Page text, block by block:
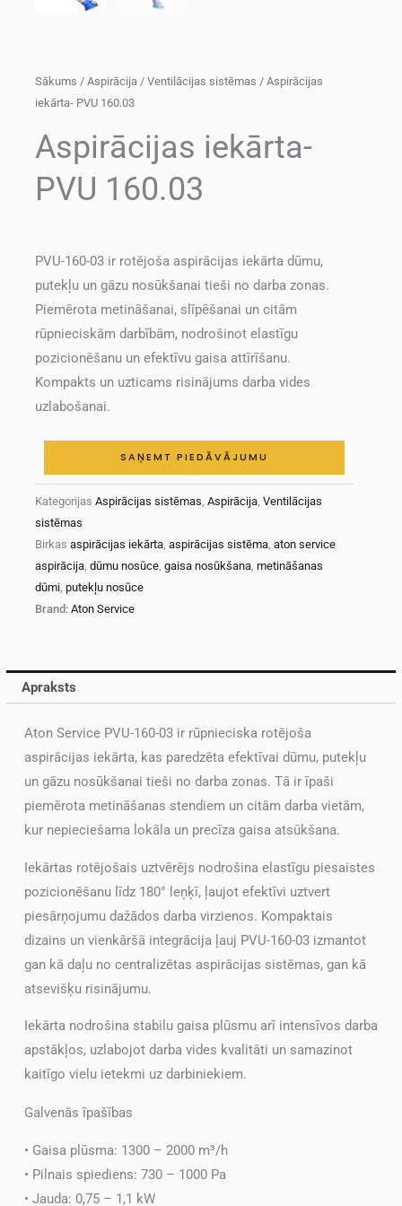
Sākums /Aspirācija /Ventilācijas sistēmas / Aspirācijas
iekārta- PVU 160.03
Aspirācijas iekārta-
PVU 160.03
PVU-160-03 ir rotējoša aspirācijas iekārta dūmu,
putekļu un gāzu nosūkšanai tieši no darba zonas.
Piemērota metināšanai, slīpēšanai un citām
rūpnieciskām darbībām, nodrošinot elastīgu
pozicionēšanu un efektīvu gaisa attīrīšanu.
Kompakts un uzticams risinājums darba vides
uzlabošanai.
SAŅEMT PIEDĀVĀJUMU
Kategorijas Aspirācijas sistēmas ,Aspirācija ,Ventilācijas
sistēmas
Birkas aspirācijas iekārta ,aspirācijas sistēma ,aton service
aspirācija ,dūmu nosūce ,gaisa nosūkšana ,metināšanas
dūmi ,putekļu nosūce
Brand:Aton Service
Apraksts
Aton Service PVU-160-03 ir rūpnieciska rotējoša
aspirācijas iekārta, kas paredzēta efektīvai dūmu, putekļu
un gāzu nosūkšanai tieši no darba zonas. Tā ir īpaši
piemērota metināšanas stendiem un citām darba vietām,
kur nepieciešama lokāla un precīza gaisa atsūkšana.
Iekārtas rotējošais uztvērējs nodrošina elastīgu piesaistes
pozicionēšanu līdz 180° leņķī, ļaujot efektīvi uztvert
piesārņojumu dažādos darba virzienos. Kompaktais
dizains un vienkāršā integrācija ļauj PVU-160-03 izmantot
gan kā daļu no centralizētas aspirācijas sistēmas, gan kā
atsevišķu risinājumu.
Iekārta nodrošina stabilu gaisa plūsmu arī intensīvos darba
apstākļos, uzlabojot darba vides kvalitāti un samazinot
kaitīgo vielu ietekmi uz darbiniekiem.
Galvenās īpašības
• Gaisa plūsma: 1300 – 2000 m³/h
• Pilnais spiediens: 730 – 1000 Pa
• Jauda: 0,75 – 1,1 kW